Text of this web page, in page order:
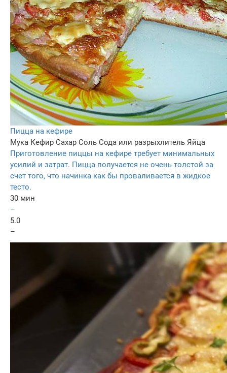
Пицца на кефире
Мука Кефир Сахар Соль Сода или разрыхлитель Яйца
Приготовление пиццы на кефире требует минимальных
усилий и затрат. Пицца получается не очень толстой за
счет того, что начинка как бы проваливается в жидкое
тесто.
30 мин
–
5.0
–